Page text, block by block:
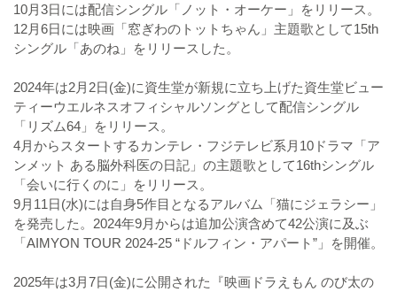
10月3日には配信シングル「ノット・オーケー」をリリース。
12月6日には映画「窓ぎわのトットちゃん」主題歌として15th
シングル「あのね」をリリースした。
2024年は2月2日(金)に資生堂が新規に立ち上げた資生堂ビュー
ティーウエルネスオフィシャルソングとして配信シングル
「リズム64」をリリース。
4月からスタートするカンテレ・フジテレビ系月10ドラマ「ア
ンメット ある脳外科医の日記」の主題歌として16thシングル
「会いに行くのに」をリリース。
9月11日(水)には自身5作目となるアルバム「猫にジェラシー」
を発売した。2024年9月からは追加公演含めて42公演に及ぶ
「AIMYON TOUR 2024-25 “ドルフィン・アパート”」を開催。
2025年は3月7日(金)に公開された『映画ドラえもん のび太の